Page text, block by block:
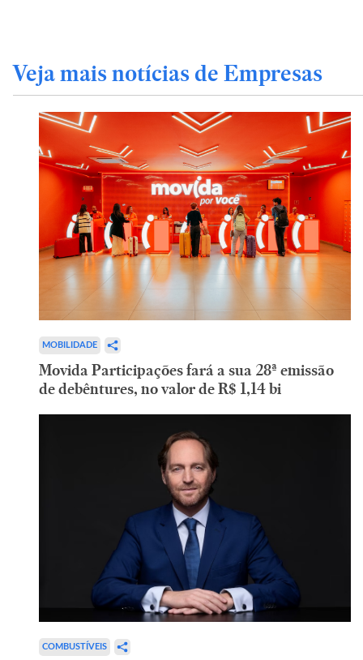
Veja mais notícias de Empresas
MOBILIDADE
Movida Participações fará a sua 28ª emissão
de debêntures, no valor de R$ 1,14 bi
COMBUSTÍVEIS